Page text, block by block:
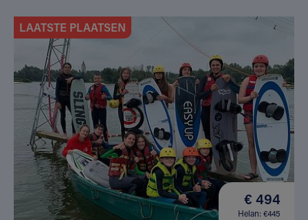
LAATSTE PLAATSEN
€ 494
Helan: €445